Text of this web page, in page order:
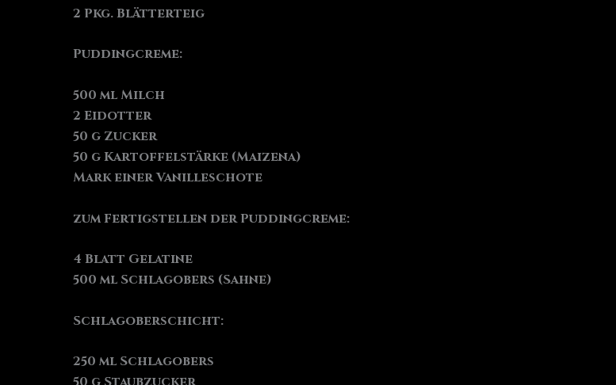
2 Pkg. Blätterteig
Puddingcreme:
500 ml Milch
2 Eidotter
50 g Zucker
50 g Kartoffelstärke (Maizena)
Mark einer Vanilleschote
zum Fertigstellen der Puddingcreme:
4 Blatt Gelatine
500 ml Schlagobers (Sahne)
Schlagoberschicht:
250 ml Schlagobers